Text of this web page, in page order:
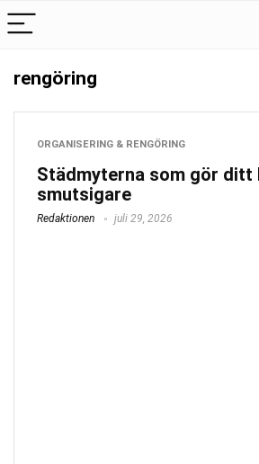
rengöring
ORGANISERING & RENGÖRING
Städmyterna som gör ditt
smutsigare
Redaktionen juli 29, 2026